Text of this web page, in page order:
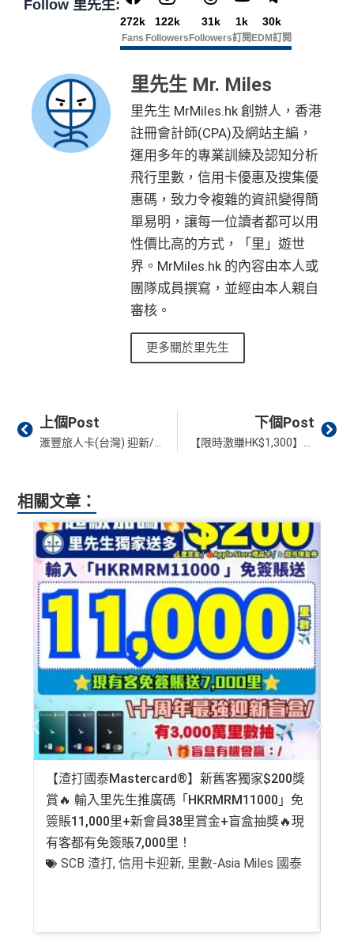
Follow 里先生:
272k
Fans
122k
Followers
31k
Followers
1k
訂閱
30k
EDM訂閱
里先生 Mr. Miles
里先生 MrMiles.hk 創辦人，香港
註冊會計師(CPA)及網站主編，
運用多年的專業訓練及認知分析
飛行里數，信用卡優惠及搜集優
惠碼，致力令複雜的資訊變得簡
單易明，讓每一位讀者都可以用
性價比高的方式，「里」遊世
界。MrMiles.hk 的內容由本人或
團隊成員撰寫，並經由本人親自
審核。
更多關於里先生
Prev
上個Post 下個Post
相關文章：
【渣打國泰Mastercard®】新舊客獨家$200獎
賞🔥 輸入里先生推廣碼「HKRMRM11000」免
簽賬11,000里+新會員38里賞金+盲盒抽獎🔥現
有客都有免簽賬7,000里！
SCB 渣打,信用卡迎新, 里數-Asia Miles 國泰